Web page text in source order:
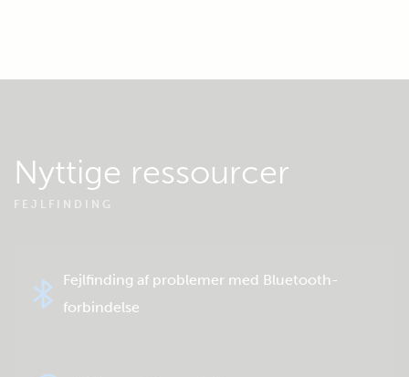
Nyttige ressourcer
FEJLFINDING
Fejlfinding af problemer med Bluetooth-
forbindelse